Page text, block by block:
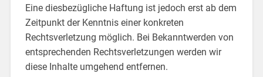
Eine diesbezügliche Haftung ist jedoch erst ab dem
Zeitpunkt der Kenntnis einer konkreten
Rechtsverletzung möglich. Bei Bekanntwerden von
entsprechenden Rechtsverletzungen werden wir
diese Inhalte umgehend entfernen.